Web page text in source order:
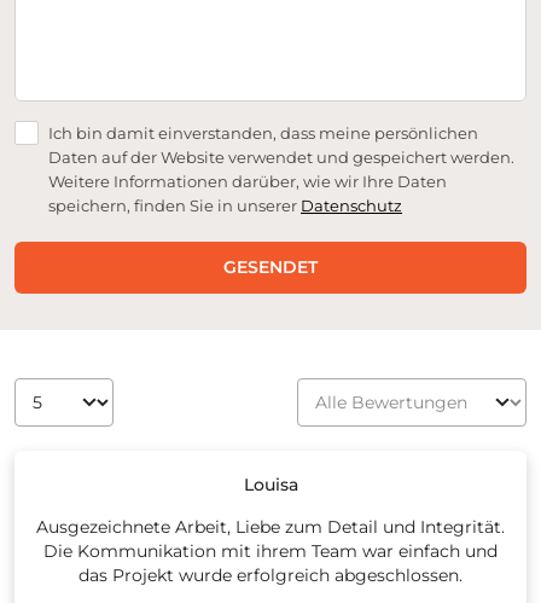
Ich bin damit einverstanden, dass meine persönlichen
Daten auf der Website verwendet und gespeichert werden.
Weitere Informationen darüber, wie wir Ihre Daten
speichern, finden Sie in unserer Datenschutz
GESENDET
Louisa
Ausgezeichnete Arbeit, Liebe zum Detail und Integrität.
Die Kommunikation mit ihrem Team war einfach und
das Projekt wurde erfolgreich abgeschlossen.